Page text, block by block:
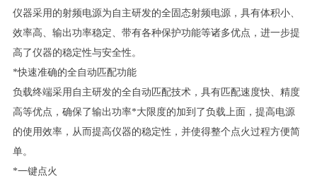
仪器采用的射频电源为自主研发的全固态射频电源，具有体积小、
效率高、输出功率稳定、带有各种保护功能等诸多优点，进一步提
高了仪器的稳定性与安全性。
*快速准确的全自动匹配功能
负载终端采用自主研发的全自动匹配技术，具有匹配速度快、精度
高等优点，确保了输出功率*大限度的加到了负载上面，提高电源
的使用效率，从而提高仪器的稳定性，并使得整个点火过程方便简
单。
*一键点火